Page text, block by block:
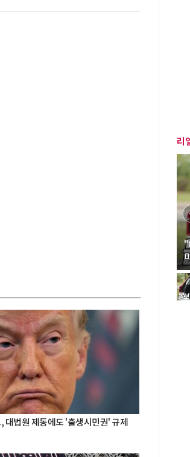
대법원 제동에도 '출생시민권' 규제
리
"